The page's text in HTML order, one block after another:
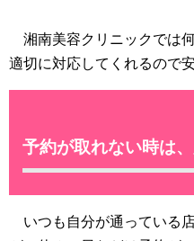
湘南美容クリニックでは
適切に対応してくれるので
予約が取れない時は
いつも自分が通っている